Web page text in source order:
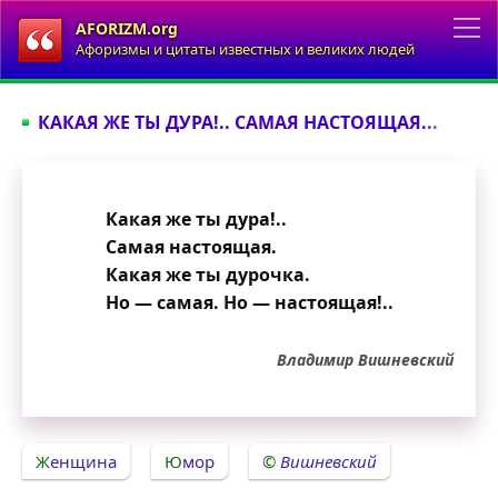
AFORIZM.org
Афоризмы и цитаты известных и великих людей
КАКАЯ ЖЕ ТЫ ДУРА!.. САМАЯ НАСТОЯЩАЯ...
Какая же ты дура!..
Самая настоящая.
Какая же ты дурочка.
Но — самая. Но — настоящая!..
Владимир Вишневский
Женщина Юмор Вишневский